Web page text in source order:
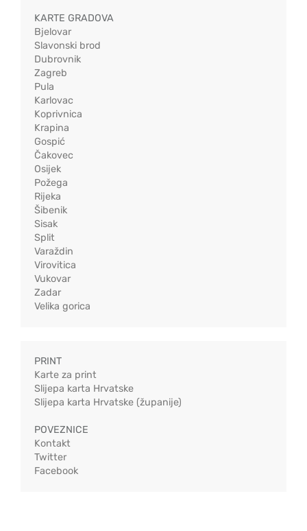
KARTE GRADOVA
Bjelovar
Slavonski brod
Dubrovnik
Zagreb
Pula
Karlovac
Koprivnica
Krapina
Gospić
Čakovec
Osijek
Požega
Rijeka
Šibenik
Sisak
Split
Varaždin
Virovitica
Vukovar
Zadar
Velika gorica
PRINT
Karte za print
Slijepa karta Hrvatske
Slijepa karta Hrvatske (županije)
POVEZNICE
Kontakt
Twitter
Facebook